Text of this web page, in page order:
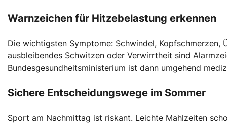
Warnzeichen für Hitzebelastung erkennen
Die wichtigsten Symptome: Schwindel,
ausbleibendes Schwitzen oder Verwirrtheit sind
Bundesgesundheitsministerium ist dann umgehend
Sichere Entscheidungswege im Sommer
Sport am Nachmittag ist riskant. Leichte Mahlzeiten